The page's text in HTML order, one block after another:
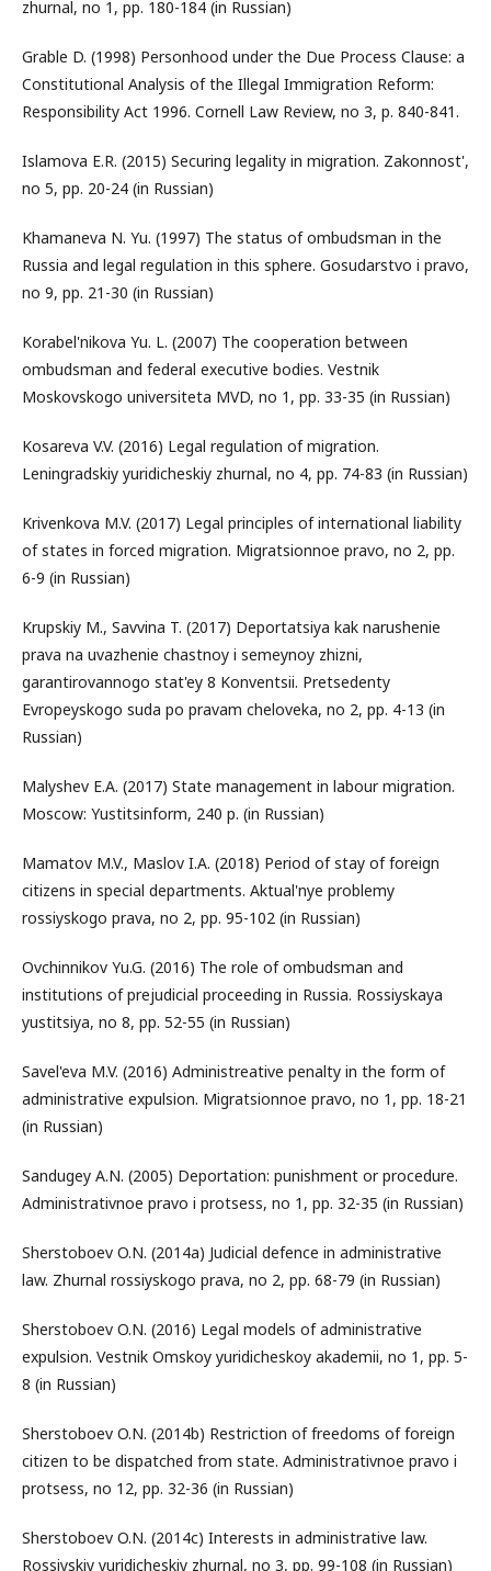
zhurnal, no 1, pp. 180-184 (in Russian)
Grable D. (1998) Personhood under the Due Process Clause: a
Constitutional Analysis of the Illegal Immigration Reform:
Responsibility Act 1996. Cornell Law Review, no 3, p. 840-841.
Islamova E.R. (2015) Securing legality in migration. Zakonnost',
no 5, pp. 20-24 (in Russian)
Khamaneva N. Yu. (1997) The status of ombudsman in the
Russia and legal regulation in this sphere. Gosudarstvo i pravo,
no 9, pp. 21-30 (in Russian)
Korabel'nikova Yu. L. (2007) The cooperation between
ombudsman and federal executive bodies. Vestnik
Moskovskogo universiteta MVD, no 1, pp. 33-35 (in Russian)
Kosareva V.V. (2016) Legal regulation of migration.
Leningradskiy yuridicheskiy zhurnal, no 4, pp. 74-83 (in Russian)
Krivenkova M.V. (2017) Legal principles of international liability
of states in forced migration. Migratsionnoe pravo, no 2, pp.
6-9 (in Russian)
Krupskiy M., Savvina T. (2017) Deportatsiya kak narushenie
prava na uvazhenie chastnoy i semeynoy zhizni,
garantirovannogo stat'ey 8 Konventsii. Pretsedenty
Evropeyskogo suda po pravam cheloveka, no 2, pp. 4-13 (in
Russian)
Malyshev E.A. (2017) State management in labour migration.
Moscow: Yustitsinform, 240 p. (in Russian)
Mamatov M.V., Maslov I.A. (2018) Period of stay of foreign
citizens in special departments. Aktual'nye problemy
rossiyskogo prava, no 2, pp. 95-102 (in Russian)
Ovchinnikov Yu.G. (2016) The role of ombudsman and
institutions of prejudicial proceeding in Russia. Rossiyskaya
yustitsiya, no 8, pp. 52-55 (in Russian)
Savel'eva M.V. (2016) Administreative penalty in the form of
administrative expulsion. Migratsionnoe pravo, no 1, pp. 18-21
(in Russian)
Sandugey A.N. (2005) Deportation: punishment or procedure.
Administrativnoe pravo i protsess, no 1, pp. 32-35 (in Russian)
Sherstoboev O.N. (2014a) Judicial defence in administrative
law. Zhurnal rossiyskogo prava, no 2, pp. 68-79 (in Russian)
Sherstoboev O.N. (2016) Legal models of administrative
expulsion. Vestnik Omskoy yuridicheskoy akademii, no 1, pp. 5-
8 (in Russian)
Sherstoboev O.N. (2014b) Restriction of freedoms of foreign
citizen to be dispatched from state. Administrativnoe pravo i
protsess, no 12, pp. 32-36 (in Russian)
Sherstoboev O.N. (2014c) Interests in administrative law.
Rossiyskiy yuridicheskiy zhurnal, no 3, pp. 99-108 (in Russian)